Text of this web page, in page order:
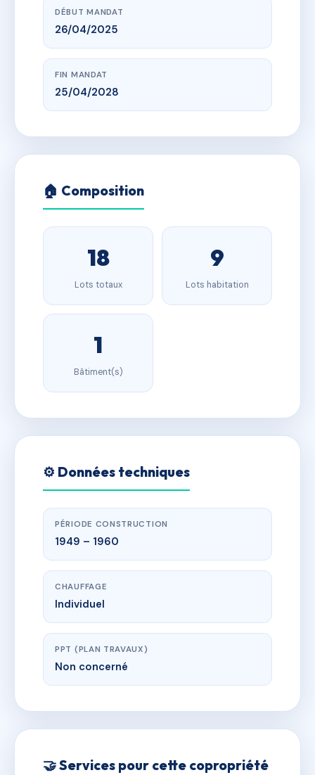
DÉBUT MANDAT
26/04/2025
FIN MANDAT
25/04/2028
🏠 Composition
18
Lots totaux
9
Lots habitation
1
Bâtiment(s)
⚙️ Données techniques
PÉRIODE CONSTRUCTION
1949 – 1960
CHAUFFAGE
Individuel
PPT (PLAN TRAVAUX)
Non concerné
🤝 Services pour cette copropriété